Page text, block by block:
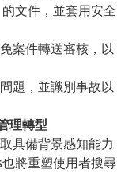
文件，並套用安全
案件轉送審核，以
題，並識別事故以
理轉型
具備背景感知能力
將重塑使用者搜尋